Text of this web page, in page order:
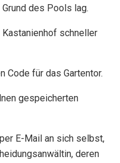
des Pools lag.
schneller
Code für das Gartentor.
gespeicherten
E-Mail an sich selbst,
deren